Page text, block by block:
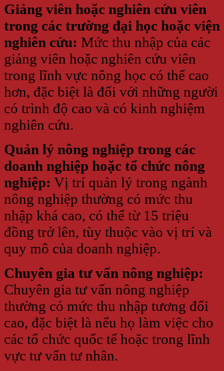
Giảng viên hoặc nghiên cứu viên
trong các trường đại học hoặc viện
nghiên cứu: Mức thu nhập của các
giảng viên hoặc nghiên cứu viên
trong lĩnh vực nông học có thể cao
hơn, đặc biệt là đối với những người
có trình độ cao và có kinh nghiệm
nghiên cứu.
Quản lý nông nghiệp trong các
doanh nghiệp hoặc tổ chức nông
nghiệp: Vị trí quản lý trong ngành
nông nghiệp thường có mức thu
nhập khá cao, có thể từ 15 triệu
đồng trở lên, tùy thuộc vào vị trí và
quy mô của doanh nghiệp.
Chuyên gia tư vấn nông nghiệp:
Chuyên gia tư vấn nông nghiệp
thường có mức thu nhập tương đối
cao, đặc biệt là nếu họ làm việc cho
các tổ chức quốc tế hoặc trong lĩnh
vực tư vấn tư nhân.